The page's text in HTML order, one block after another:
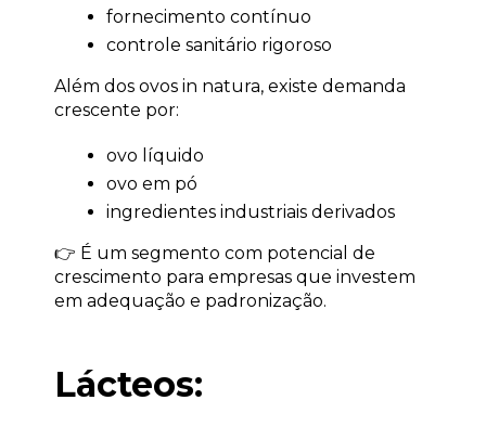
fornecimento contínuo
controle sanitário rigoroso
Além dos ovos in natura, existe demanda
crescente por:
ovo líquido
ovo em pó
ingredientes industriais derivados
👉 É um segmento com potencial de
crescimento para empresas que investem
em adequação e padronização.
Lácteos: